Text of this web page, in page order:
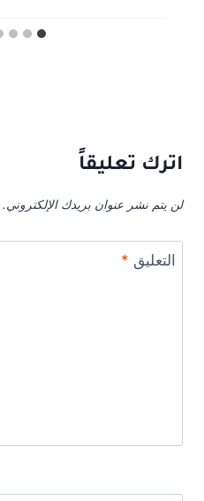
اترك تعليقاً
لن يتم نشر عنوان بريدك الإلكتروني.
التعليق *